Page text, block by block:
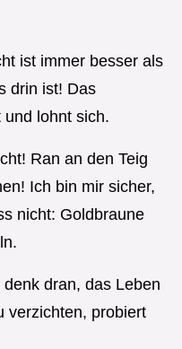
ist immer besser als
drin ist! Das
und lohnt sich.
Ran an den Teig
Ich bin mir sicher,
nicht: Goldbraune
dran, das Leben
verzichten, probiert